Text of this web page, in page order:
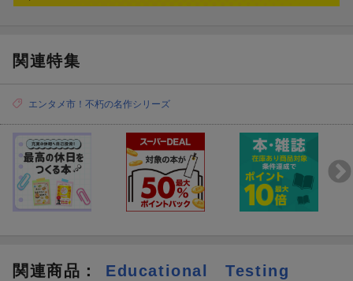
関連特集
エンタメ市！不朽の名作シリーズ
関連商品 ： Educational Testing